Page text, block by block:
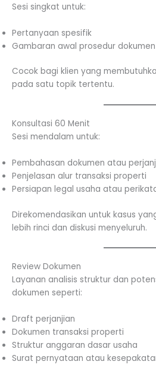
Sesi singkat untuk:
Pertanyaan spesifik
Gambaran awal prosedur
Cocok bagi klien yang
pada satu topik tertentu.
Konsultasi 60 Menit
Sesi mendalam untuk:
Pembahasan dokumen atau
Penjelasan alur transaksi properti
Persiapan legal usaha atau
Direkomendasikan untuk kasus
lebih rinci dan diskusi menyeluruh.
Review Dokumen
Layanan analisis struktur dan
dokumen seperti:
Draft perjanjian
Dokumen transaksi properti
Struktur anggaran dasar usaha
Surat pernyataan atau